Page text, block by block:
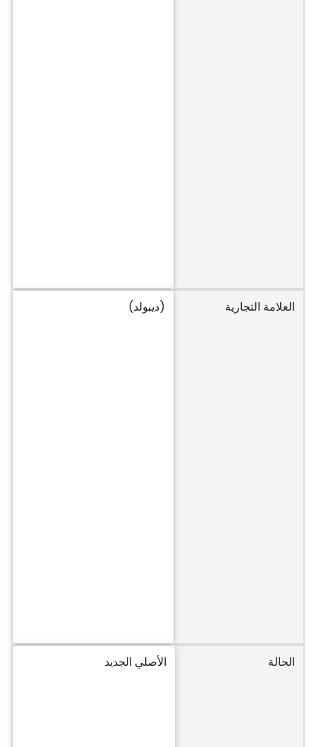
العلامة التجارية (ديبولد)
الحالة الأصلي الجديد